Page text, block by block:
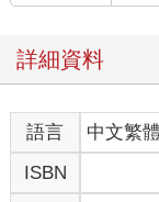
詳細資料
語言 中文繁體
ISBN